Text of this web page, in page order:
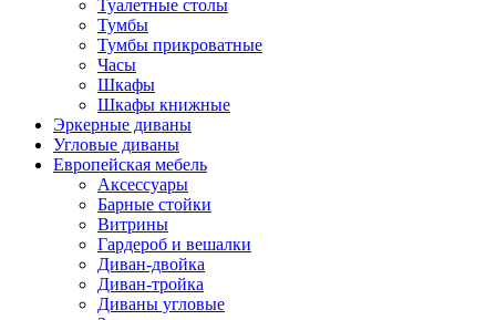
Туалетные столы
Тумбы
Тумбы прикроватные
Часы
Шкафы
Шкафы книжные
Эркерные диваны
Угловые диваны
Европейская мебель
Аксессуары
Барные стойки
Витрины
Гардероб и вешалки
Диван-двойка
Диван-тройка
Диваны угловые